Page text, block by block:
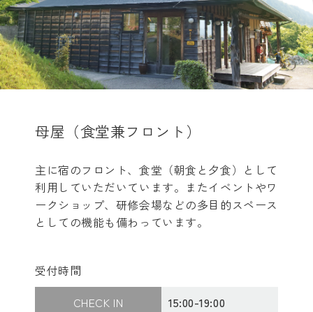
母屋（食堂兼フロント）
主に宿のフロント、食堂（朝食と夕食）として
利用していただいています。またイベントやワ
ークショップ、研修会場などの多目的スペース
としての機能も備わっています。
受付時間
CHECK IN
15:00-19:00